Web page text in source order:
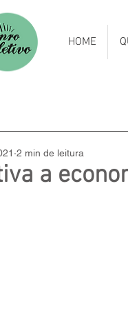
HOME
a
2 min de leitura